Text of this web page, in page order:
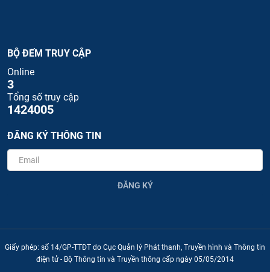
BỘ ĐẾM TRUY CẬP
Online
3
Tổng số truy cập
1424005
ĐĂNG KÝ THÔNG TIN
ĐĂNG KÝ
Giấy phép: số 14/GP-TTĐT do Cục Quản lý Phát thanh, Truyền hình và Thông tin
điện tử - Bộ Thông tin và Truyền thông cấp ngày 05/05/2014